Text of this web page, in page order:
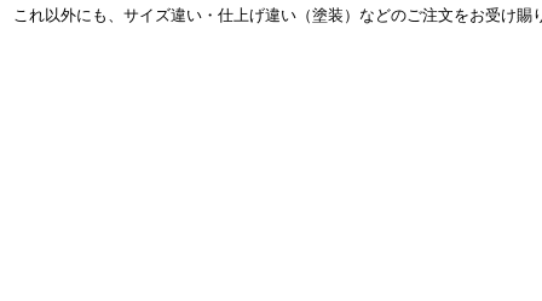
これ以外にも、サイズ違い・仕上げ違い（塗装）などのご注文をお受け